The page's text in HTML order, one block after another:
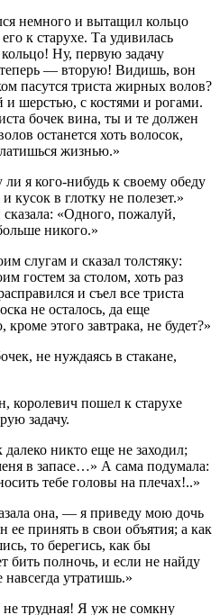
немного и вытащил кольцо
к старухе. Та удивилась
Ну, первую задачу
— вторую! Видишь, вон
пасутся триста жирных волов?
и шерстью, с костями и рогами.
бочек вина, ты и те должен
останется хоть волосок,
жизнью.»
я кого-нибудь к своему обеду
кусок в глотку не полезет.»
сказала: «Одного, пожалуй,
никого.»
слугам и сказал толстяку:
гостем за столом, хоть раз
и съел все триста
не осталось, да еще
этого завтрака, не будет?»
не нуждаясь в стакане,
королевич пошел к старухе
задачу.
далеко никто еще не заходил;
в запасе…» А сама подумала:
тебе головы на плечах!..»
она, — я приведу мою дочь
ее принять в свои объятия; а как
то берегись, как бы
бить полночь, и если не найду
навсегда утратишь.»
не трудная! Я уж не сомкну